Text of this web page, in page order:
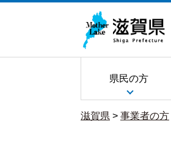
県民の方
滋賀県 > 事業者の方